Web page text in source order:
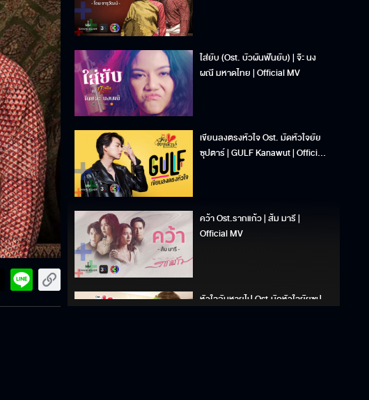
ใส่ยับ (Ost. บัวผันฟันยับ) | จ๊ะ นง
ผณี มหาดไทย | Official MV
เขียนลงตรงหัวใจ Ost. มัดหัวใจยัย
ซุปตาร์ | GULF Kanawut | Official
คว้า Ost.รากแก้ว | ส้ม มารี |
Official MV
หัวใจฉันหายไป Ost.มัดหัวใจยัยซุป